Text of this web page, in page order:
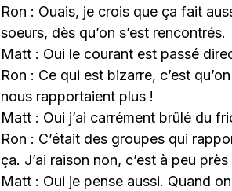
Ron : Ouais, je crois que ça fait
soeurs, dès qu’on s’est rencontrés.
Matt : Oui le courant est passé
Ron : Ce qui est bizarre, c’est
nous rapportaient plus !
Matt : Oui j’ai carrément brûlé du
Ron : C’était des groupes qui
ça. J’ai raison non, c’est à peu
Matt : Oui je pense aussi. Quand